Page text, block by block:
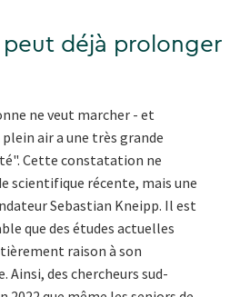
peut déjà prolonger
ne veut marcher - et
air a une très grande
Cette constatation ne
scientifique récente, mais une
Sebastian Kneipp. Il est
que des études actuelles
raison à son
Ainsi, des chercheurs sud-